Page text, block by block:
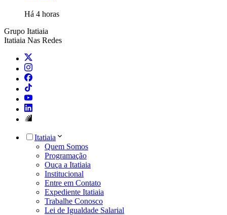
Há 4 horas
Grupo Itatiaia
Itatiaia Nas Redes
Itatiaia
Quem Somos
Programação
Ouça a Itatiaia
Institucional
Entre em Contato
Expediente Itatiaia
Trabalhe Conosco
Lei de Igualdade Salarial